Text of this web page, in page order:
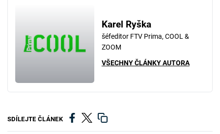
Karel Ryška
šéfeditor FTV Prima, COOL &
ZOOM
VŠECHNY ČLÁNKY AUTORA
SDÍLEJTE ČLÁNEK